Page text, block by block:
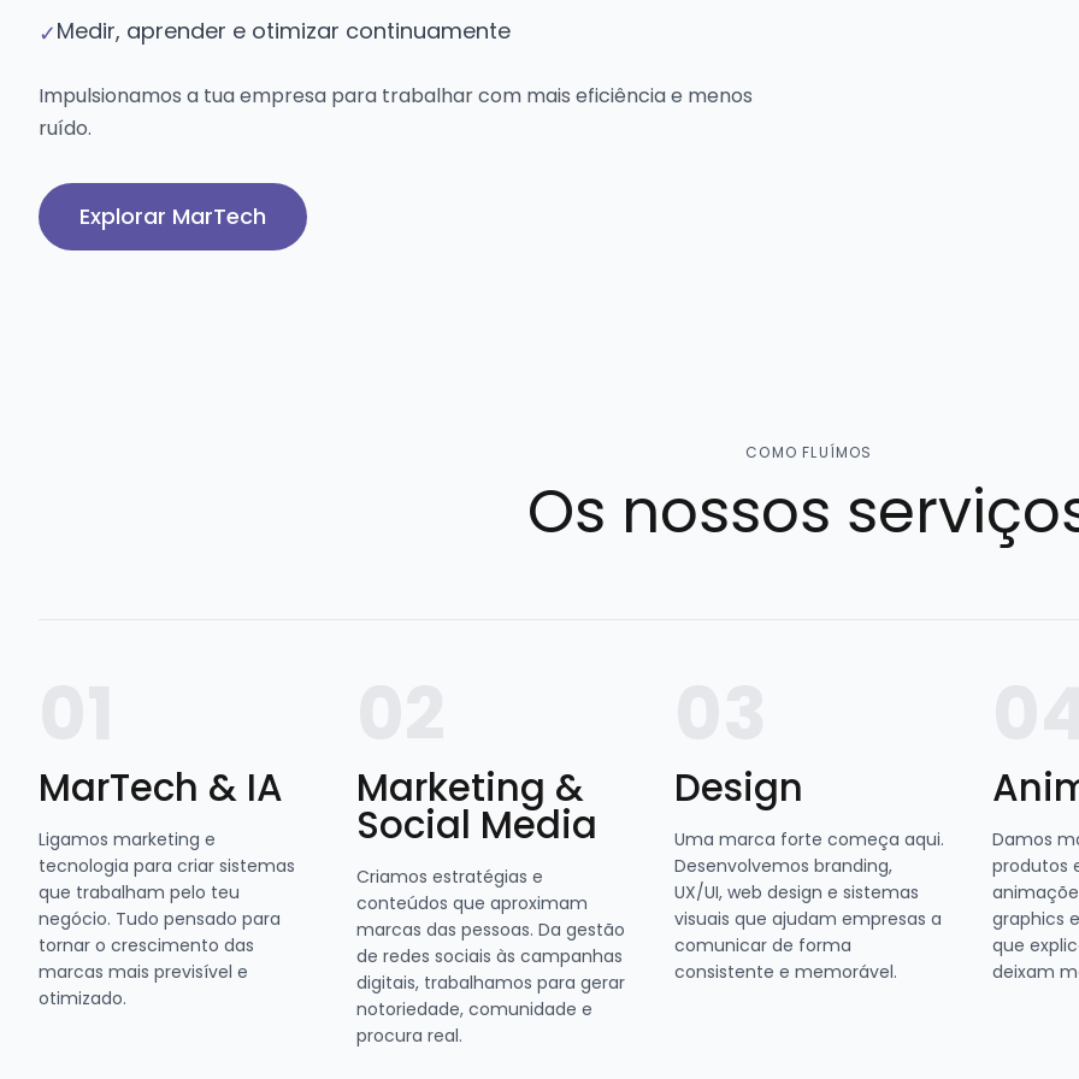
✓Medir, aprender e otimizar continuamente
Impulsionamos a tua empresa para trabalhar com mais eficiência e menos
ruído.
Explorar MarTech
COMO FLUÍMOS
Os nossos
MarTech & IA
Ligamos marketing e
tecnologia para criar sistemas
que trabalham pelo teu
negócio. Tudo pensado para
tornar o crescimento das
marcas mais previsível e
otimizado.
Marketing &
Social Media
Criamos estratégias e
conteúdos que aproximam
marcas das pessoas. Da gestão
de redes sociais às campanhas
digitais, trabalhamos para gerar
notoriedade, comunidade e
procura real.
Design
Uma marca forte começa aqui.
Desenvolvemos branding,
UX/UI, web design e sistemas
visuais que ajudam empresas a
comunicar de forma
consistente e memorável.
Damos
produtos
graphics
que
deixam